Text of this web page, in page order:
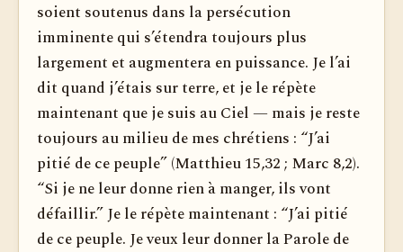
soient soutenus dans la persécution
imminente qui s’étendra toujours plus
largement et augmentera en puissance. Je l’ai
dit quand j’étais sur terre, et je le répète
maintenant que je suis au Ciel — mais je reste
toujours au milieu de mes chrétiens : “J’ai
pitié de ce peuple” (Matthieu 15,32 ; Marc 8,2).
“Si je ne leur donne rien à manger, ils vont
défaillir.” Je le répète maintenant : “J’ai pitié
de ce peuple. Je veux leur donner la Parole de